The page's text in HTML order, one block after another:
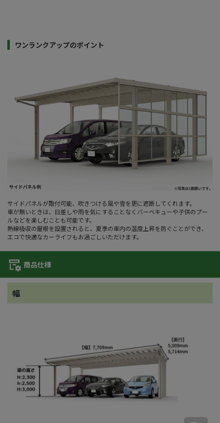
ワンランクアップのポイント
サイドパネルが取付可能、吹きつける風や雪を更に遮断してくれます。
車が無いときは、日差しや雨を気にすることなくバーベキューや子供のプー
ルなどを楽しむことも可能です。
熱線吸収の屋根を設置されると、夏季の車内の温度上昇を防ぐことができ、
エコで快適なカーライフもお過ごしいただけます。
商品仕様
幅